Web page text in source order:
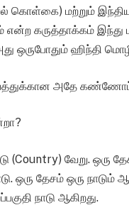
கொள்கை) மற்றும்
என்ற கருத்தாக்கம் இந்து
ஹிந்தி மொழியை
அதே
(Country) வேறு. ஒரு
ஒரு தேசம் ஒரு
நாடு ஆகிறது.